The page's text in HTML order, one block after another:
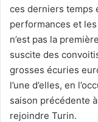
ces derniers temps
performances et
n’est pas la
suscite des
grosses écuries
l’une d’elles, en
saison précédente
rejoindre Turin.